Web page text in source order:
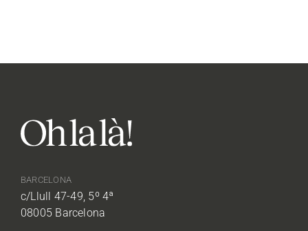
BARCELONA
c/Llull 47-49, 5º 4ª
08005 Barcelona